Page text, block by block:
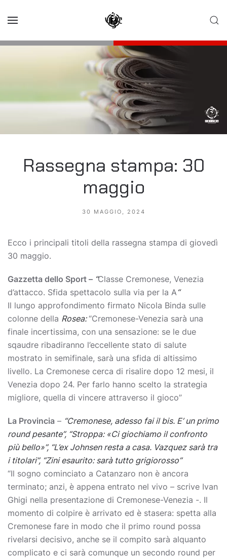
Rassegna stampa: 30
maggio
30 MAGGIO, 2024
Ecco i principali titoli della rassegna stampa di giovedì
30 maggio.
Gazzetta dello Sport – “Classe Cremonese, Venezia
d’attacco. Sfida spettacolo sulla via per la A“
Il lungo approfondimento firmato Nicola Binda sulle
colonne della Rosea:“Cremonese-Venezia sarà una
finale incertissima, con una sensazione: se le due
sqaudre ribadiranno l’eccellente stato di salute
mostrato in semifinale, sarà una sfida di altissimo
livello. La Cremonese cerca di risalire dopo 12 mesi, il
Venezia dopo 24. Per farlo hanno scelto la strategia
migliore, quella di vincere attraverso il gioco”
La Provincia – “Cremonese, adesso fai il bis. E’ un primo
round pesante”, “Stroppa: «Ci giochiamo il confronto
più bello»”, “L’ex Johnsen resta a casa. Vazquez sarà tra
i titolari”, “Zini esaurito: sarà tutto grigiorosso”
“Il sogno cominciato a Catanzaro non è ancora
terminato; anzi, è appena entrato nel vivo – scrive Ivan
Ghigi nella presentazione di Cremonese-Venezia -. Il
momento di colpire è arrivato ed è stasera: spetta alla
Cremonese fare in modo che il primo round possa
rivelarsi decisivo, anche se il compito sarà alquanto
complicato e ci sarà comunque un secondo round per